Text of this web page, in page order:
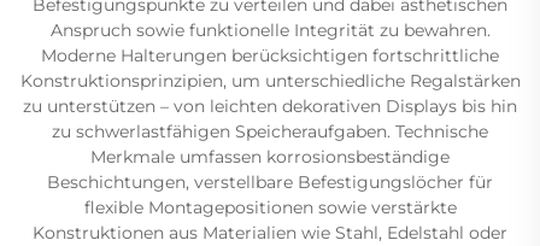
Befestigungspunkte zu verteilen und dabei ästhetischen
Anspruch sowie funktionelle Integrität zu bewahren.
Moderne Halterungen berücksichtigen fortschrittliche
Konstruktionsprinzipien, um unterschiedliche Regalstärken
zu unterstützen – von leichten dekorativen Displays bis hin
zu schwerlastfähigen Speicheraufgaben. Technische
Merkmale umfassen korrosionsbeständige
Beschichtungen, verstellbare Befestigungslöcher für
flexible Montagepositionen sowie verstärkte
Konstruktionen aus Materialien wie Stahl, Edelstahl oder